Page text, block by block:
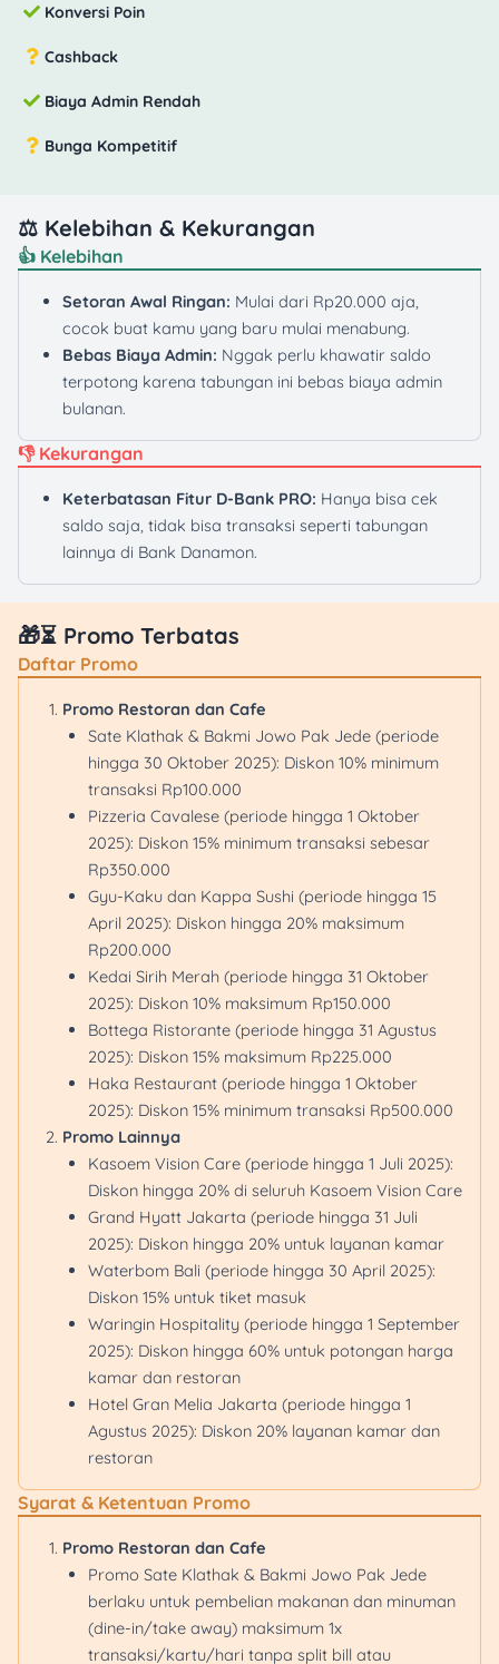
Konversi Poin
Cashback
Biaya Admin Rendah
Bunga Kompetitif
⚖️ Kelebihan & Kekurangan
👍 Kelebihan
Setoran Awal Ringan: Mulai dari Rp20.000 aja,
cocok buat kamu yang baru mulai menabung.
Bebas Biaya Admin: Nggak perlu khawatir saldo
terpotong karena tabungan ini bebas biaya admin
bulanan.
👎 Kekurangan
Keterbatasan Fitur D-Bank PRO: Hanya bisa cek
saldo saja, tidak bisa transaksi seperti tabungan
lainnya di Bank Danamon.
🎁⏳ Promo Terbatas
Daftar Promo
Promo Restoran dan Cafe
Sate Klathak & Bakmi Jowo Pak Jede (periode
hingga 30 Oktober 2025): Diskon 10% minimum
transaksi Rp100.000
Pizzeria Cavalese (periode hingga 1 Oktober
2025): Diskon 15% minimum transaksi sebesar
Rp350.000
Gyu-Kaku dan Kappa Sushi (periode hingga 15
April 2025): Diskon hingga 20% maksimum
Rp200.000
Kedai Sirih Merah (periode hingga 31 Oktober
2025): Diskon 10% maksimum Rp150.000
Bottega Ristorante (periode hingga 31 Agustus
2025): Diskon 15% maksimum Rp225.000
Haka Restaurant (periode hingga 1 Oktober
2025): Diskon 15% minimum transaksi Rp500.000
Promo Lainnya
Kasoem Vision Care (periode hingga 1 Juli 2025):
Diskon hingga 20% di seluruh Kasoem Vision Care
Grand Hyatt Jakarta (periode hingga 31 Juli
2025): Diskon hingga 20% untuk layanan kamar
Waterbom Bali (periode hingga 30 April 2025):
Diskon 15% untuk tiket masuk
Waringin Hospitality (periode hingga 1 September
2025): Diskon hingga 60% untuk potongan harga
kamar dan restoran
Hotel Gran Melia Jakarta (periode hingga 1
Agustus 2025): Diskon 20% layanan kamar dan
restoran
Syarat & Ketentuan Promo
Promo Restoran dan Cafe
Promo Sate Klathak & Bakmi Jowo Pak Jede
berlaku untuk pembelian makanan dan minuman
(dine-in/take away) maksimum 1x
transaksi/kartu/hari tanpa split bill atau